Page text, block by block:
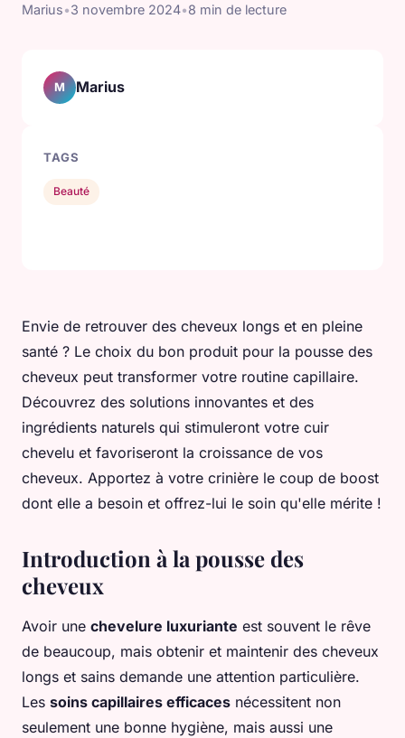
Marius•3 novembre 2024•8 min de lecture
Envie de retrouver des cheveux longs et en pleine
santé ? Le choix du bon produit pour la pousse des
cheveux peut transformer votre routine capillaire.
Découvrez des solutions innovantes et des
ingrédients naturels qui stimuleront votre cuir
chevelu et favoriseront la croissance de vos
cheveux. Apportez à votre crinière le coup de boost
dont elle a besoin et offrez-lui le soin qu'elle mérite !
Introduction à la pousse des
cheveux
Avoir une chevelure luxuriante est souvent le rêve
de beaucoup, mais obtenir et maintenir des cheveux
longs et sains demande une attention particulière.
Les soins capillaires efficaces nécessitent non
seulement une bonne hygiène, mais aussi une
M Marius
TAGS
Beauté